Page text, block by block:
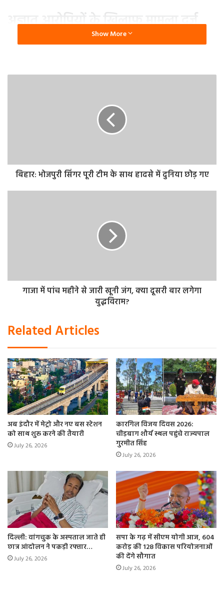
अज्ञात आरोपियों के खिलाफ मामला दर्ज
अंबाद डिपो मैनेजर की ओर से स्थानीय पुलिस स्टेशन में अज्ञात मराठा
Show More
बिहार: भोजपुरी सिंगर पूरी टीम के साथ हादसे में दुनिया छोड़ गए
गाजा में पांच महीने से जारी खूनी जंग, क्या दूसरी बार लगेगा
युद्धविराम?
Related Articles
अब इंदौर में मेट्रो और नए बस स्टेशन
को साथ शुरू करने की तैयारी
July 26, 2026
कारगिल विजय दिवस 2026:
चीड़बाग शौर्य स्थल पहुंचे राज्यपाल
गुरमीत सिंह
July 26, 2026
दिल्ली: वांगचुक के अस्पताल जाते ही
छात्र आंदोलन ने पकड़ी रफ्तार…
July 26, 2026
सपा के गढ़ में सीएम योगी आज, 604
करोड़ की 128 विकास परियोजनाओं
की देंगे सौगात
July 26, 2026